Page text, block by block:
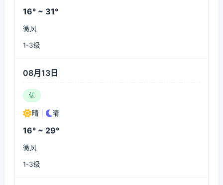
16° ~ 31°
微风
1-3级
08月13日
优
晴 晴
16° ~ 29°
微风
1-3级